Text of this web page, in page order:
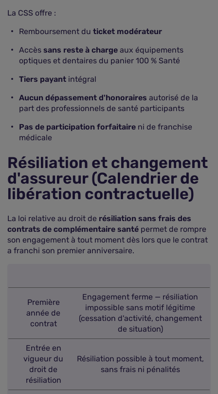
La CSS offre :
Remboursement du ticket modérateur
Accès sans reste à charge aux équipements
optiques et dentaires du panier 100 % Santé
Tiers payant intégral
Aucun dépassement d'honoraires autorisé de la
part des professionnels de santé participants
Pas de participation forfaitaire ni de franchise
médicale
Résiliation et changement
d'assureur (Calendrier de
libération contractuelle)
La loi relative au droit de résiliation sans frais des
contrats de complémentaire santé permet de rompre
son engagement à tout moment dès lors que le contrat
a franchi son premier anniversaire.
Première
année de
contrat
Engagement ferme — résiliation
impossible sans motif légitime
(cessation d'activité, changement
de situation)
Entrée en
vigueur du
droit de
résiliation
Résiliation possible à tout moment,
sans frais ni pénalités